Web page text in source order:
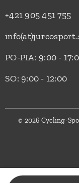
+421 905 451 755
PO-PIA: 9:00 -
SO: 9:00 - 12:00
© 2026 Cycling-